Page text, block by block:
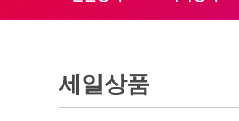
세일상품